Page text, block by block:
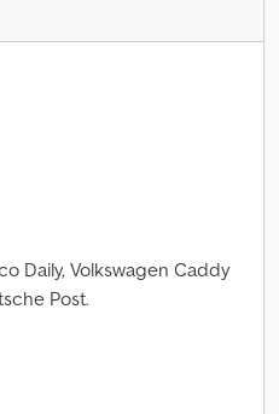
Daily, Volkswagen Caddy
Post.